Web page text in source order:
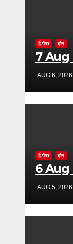
ई-पेपर होम
AUG 6, 2026
ई-पेपर होम
AUG 5, 2026